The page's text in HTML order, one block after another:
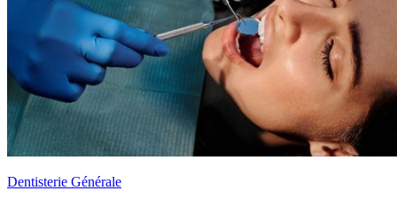
Dentisterie Générale